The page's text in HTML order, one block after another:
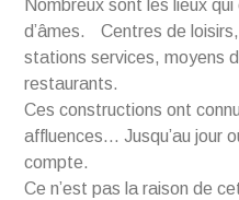
Nombreux sont les lieux
d’âmes. Centres de
stations services, moyens
restaurants.
Ces constructions ont
affluences… Jusqu’au jour
compte.
Ce n’est pas la raison de